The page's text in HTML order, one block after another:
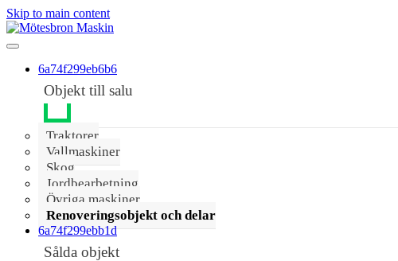
Skip to main content
6a74f299eb6b6
Objekt till salu
Traktorer
Vallmaskiner
Skog
Jordbearbetning
Övriga maskiner
Renoveringsobjekt och delar
6a74f299ebb1d
Sålda objekt